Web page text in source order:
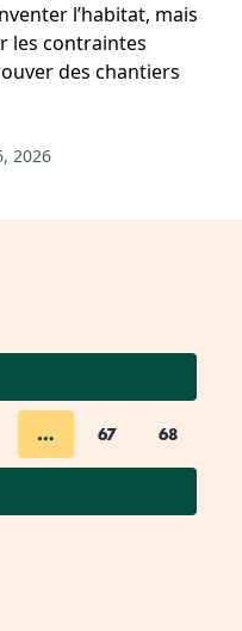
l’habitat, mais
les contraintes
des chantiers
2026
… 67 68